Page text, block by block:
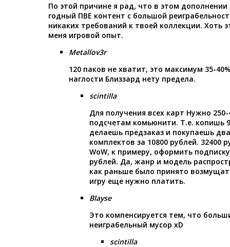
По этой причине я рад, что в этом дополнении
годный ПВЕ контент с большой
никаких требований к твоей коллекции. Хоть
меня игровой опыт.
Metallov3r
120 паков не хватит, это максимум 35-
наглости Близзард нету предела.
scintilla
Для получения всех карт Нужно
подсчетам комьюнити. Т.е. копишь
делаешь предзаказ и покупаешь
комплектов за 10800 рублей. 32400
WoW, к примеру, оформить
рублей. Да, жанр и модель
как раньше было принято
игру еще нужно платить.
Blayse
Это компенсируется тем, что
неиграбельный мусор xD
scintilla